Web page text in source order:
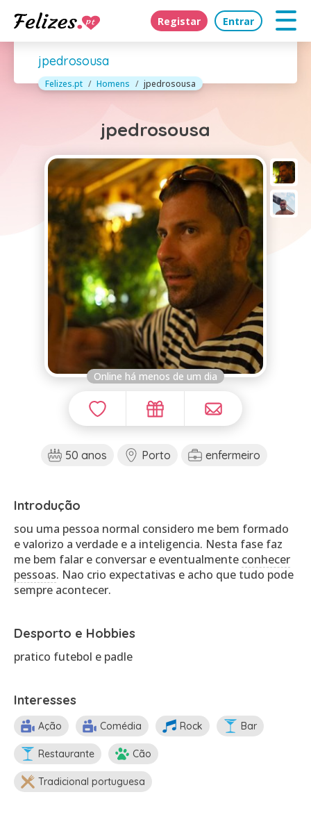
Registar Entrar
jpedrosousa
Felizes.pt Homens jpedrosousa
jpedrosousa
Online há menos de um dia
50 anos Porto enfermeiro
Introdução
sou uma pessoa normal considero me bem formado
e valorizo a verdade e a inteligencia. Nesta fase faz
me bem falar e conversar e eventualmente conhecer
pessoas. Nao crio expectativas e acho que tudo pode
sempre acontecer.
Desporto e Hobbies
pratico futebol e padle
Interesses
Ação Comédia Rock Bar
Restaurante Cão
Tradicional portuguesa